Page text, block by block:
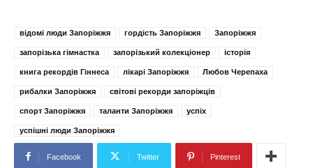
відомі люди Запоріжжя гордість Запоріжжя Запоріжжя
запорізька гімнастка запорізький колекціонер історія
книга рекордів Гіннеса лікарі Запоріжжя Любов Черепаха
рибалки Запоріжжя світові рекорди запоріжців
спорт Запоріжжя таланти Запоріжжя успіх
успішні люди Запоріжжя
Facebook Twitter Pinterest